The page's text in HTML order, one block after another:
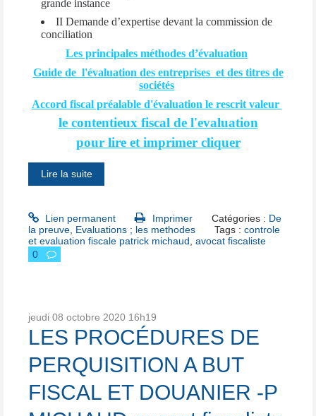
grande instance
II Demande d’expertise devant la commission de
conciliation
Les principales méthodes d’évaluation
Guide de l'évaluation desentreprises et des titres de
sociétés
Accord fiscal préalable d'évaluation le rescrit valeur
le contentieux fiscal de l'evaluation
pour lire et imprimer cliquer
Lire la suite
Lien permanent Imprimer Catégories : De
la preuve, Evaluations ; les methodes Tags :controle
et evaluation fiscale patrick michaud, avocat fiscaliste
0
jeudi 08 octobre 2020 16h19
LES PROCÉDURES DE
PERQUISITION A BUT
FISCAL ET DOUANIER -P